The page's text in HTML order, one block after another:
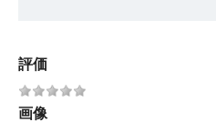
評価
画像